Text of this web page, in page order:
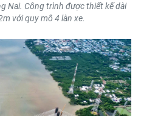
Nai. Công trình được thiết kế dài
với quy mô 4 làn xe.